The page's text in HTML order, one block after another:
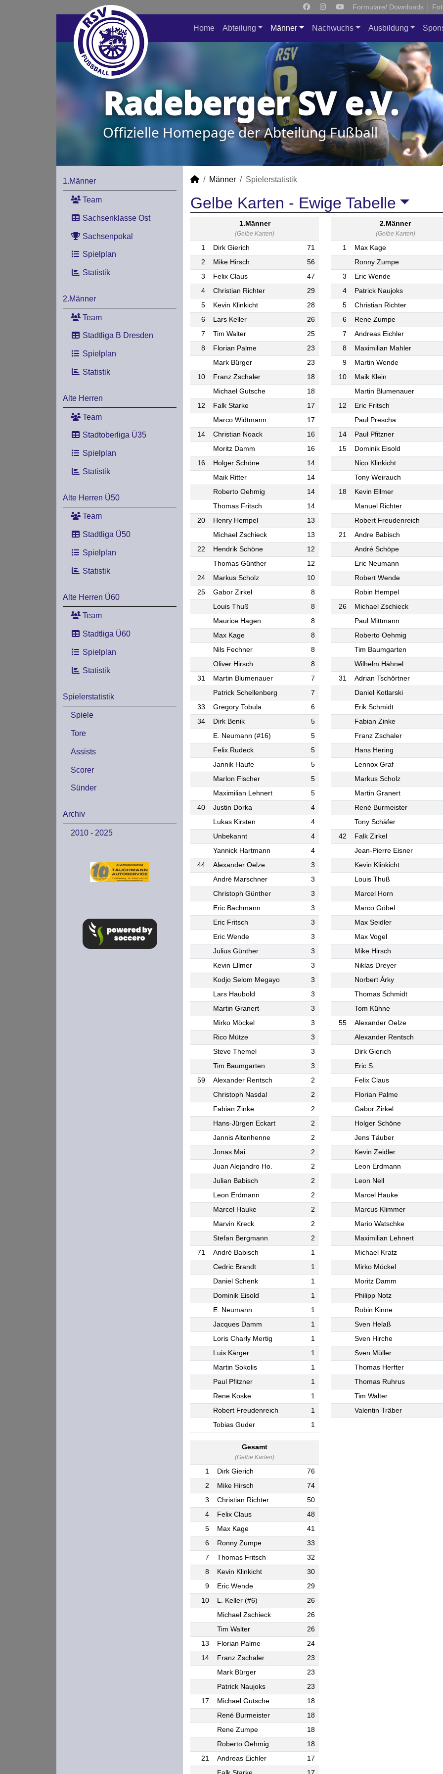
Formulare/ Downloads
Home Abteilung Männer Nachwuchs Ausbildung
Radeberger SV e.V.
Offizielle Homepage der Abteilung Fußball
1.Männer
Team
Sachsenklasse Ost
Sachsenpokal
Spielplan
Statistik
2.Männer
Team
Stadtliga B Dresden
Spielplan
Statistik
Alte Herren
Team
Stadtoberliga Ü35
Spielplan
Statistik
Alte Herren Ü50
Team
Stadtliga Ü50
Spielplan
Statistik
Alte Herren Ü60
Team
Stadtliga Ü60
Spielplan
Statistik
Spielerstatistik
Spiele
Tore
Assists
Scorer
Sünder
Archiv
2010 - 2025
Männer Spielerstatistik
Gelbe Karten - Ewige Tabelle
1.Männer
(Gelbe Karten)
1 Dirk Gierich
71
2
Mike Hirsch
56
3
Felix Claus
47
4
Christian Richter
29
5
Kevin Klinkicht
28
6
Lars Keller
26
7
Tim Walter
25
8
Florian Palme
23
Mark Bürger
23
10
Franz Zschaler
18
Michael Gutsche
18
12
Falk Starke
17
Marco Widtmann
17
14
Christian Noack
16
Moritz Damm
16
16
Holger Schöne
14
Maik Ritter
14
Roberto Oehmig
14
Thomas Fritsch
14
20
Henry Hempel
13
Michael Zschieck
13
22
Hendrik Schöne
12
Thomas Günther
12
24
Markus Scholz
10
25
Gabor Zirkel
8
Louis Thuß
8
Maurice Hagen
8
Max Kage
8
Nils Fechner
8
Oliver Hirsch
8
31
Martin Blumenauer
7
Patrick Schellenberg
7
33
Gregory Tobula
6
34
Dirk Benik
5
E. Neumann (#16)
5
Felix Rudeck
5
Jannik Haufe
5
Marlon Fischer
5
Maximilian Lehnert
5
40
Justin Dorka
4
Lukas Kirsten
4
Unbekannt
4
Yannick Hartmann
4
44
Alexander Oelze
3
André Marschner
3
Christoph Günther
3
Eric Bachmann
3
Eric Fritsch
3
Eric Wende
3
Julius Günther
3
Kevin Ellmer
3
Kodjo Selom Megayo
3
Lars Haubold
3
Martin Granert
3
Mirko Möckel
3
Rico Mütze
3
Steve Themel
3
Tim Baumgarten
3
59
Alexander Rentsch
2
Christoph Nasdal
2
Fabian Zinke
2
Hans-Jürgen Eckart
2
Jannis Altenhenne
2
Jonas Mai
2
Juan Alejandro Ho.
2
Julian Babisch
2
Leon Erdmann
2
Marcel Hauke
2
Marvin Kreck
2
Stefan Bergmann
2
71
André Babisch
1
Cedric Brandt
1
Daniel Schenk
1
Dominik Eisold
1
E. Neumann
1
Jacques Damm
1
Loris Charly Mertig
1
Luis Kärger
1
Martin Sokolis
1
Paul Pfitzner
1
Rene Koske
1
Robert Freudenreich
1
Tobias Guder
1
2.Männer
(Gelbe Karten)
1 Max Kage
Ronny Zumpe
3
Eric Wende
4
Patrick Naujoks
5
Christian Richter
6
Rene Zumpe
7
Andreas Eichler
8
Maximilian Mahler
9
Martin Wende
10
Maik Klein
Martin Blumenauer
12
Eric Fritsch
Paul Prescha
14
Paul Pfitzner
15
Dominik Eisold
Nico Klinkicht
Tony Weirauch
18
Kevin Ellmer
Manuel Richter
Robert Freudenreich
21
Andre Babisch
André Schöpe
Eric Neumann
Robert Wende
Robin Hempel
26
Michael Zschieck
Paul Mittmann
Roberto Oehmig
Tim Baumgarten
Wilhelm Hähnel
31
Adrian Tschörtner
Daniel Kotlarski
Erik Schmidt
Fabian Zinke
Franz Zschaler
Hans Hering
Lennox Graf
Markus Scholz
Martin Granert
René Burmeister
Tony Schäfer
42
Falk Zirkel
Jean-Pierre Eisner
Kevin Klinkicht
Louis Thuß
Marcel Horn
Marco Göbel
Max Seidler
Max Vogel
Mike Hirsch
Niklas Dreyer
Norbert Árky
Thomas Schmidt
Tom Kühne
55
Alexander Oelze
Alexander Rentsch
Dirk Gierich
Eric S.
Felix Claus
Florian Palme
Gabor Zirkel
Holger Schöne
Jens Täuber
Kevin Zeidler
Leon Erdmann
Leon Nell
Marcel Hauke
Marcus Klimmer
Mario Watschke
Maximilian Lehnert
Michael Kratz
Mirko Möckel
Moritz Damm
Philipp Notz
Robin Kinne
Sven Helaß
Sven Hirche
Sven Müller
Thomas Herfter
Thomas Ruhrus
Tim Walter
Valentin Träber
Gesamt
(Gelbe Karten)
1 Dirk Gierich
76
2
Mike Hirsch
74
3
Christian Richter
50
4
Felix Claus
48
5
Max Kage
41
6
Ronny Zumpe
33
7
Thomas Fritsch
32
8
Kevin Klinkicht
30
9
Eric Wende
29
10
L. Keller (#6)
26
Michael Zschieck
26
Tim Walter
26
13
Florian Palme
24
14
Franz Zschaler
23
Mark Bürger
23
Patrick Naujoks
23
17
Michael Gutsche
18
René Burmeister
18
Rene Zumpe
18
Roberto Oehmig
18
21
Andreas Eichler
17